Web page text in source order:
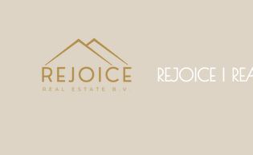
direct
naar
REJOICE |